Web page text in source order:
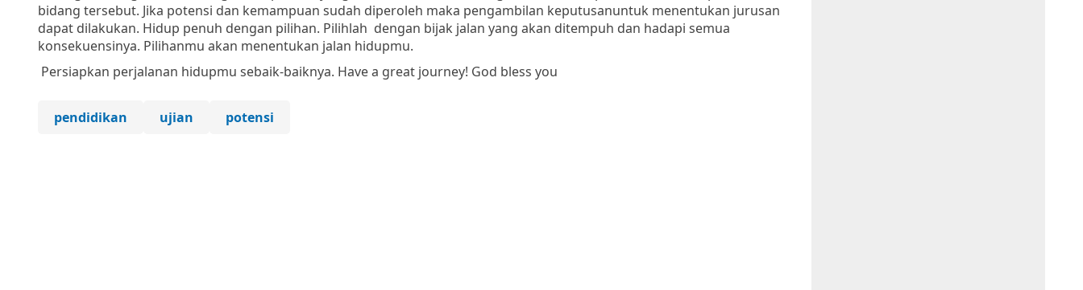
bidang tersebut. Jika potensi dan kemampuan sudah diperoleh maka pengambilan keputusanuntuk menentukan jurusan
dapat dilakukan. Hidup penuh dengan pilihan. Pilihlah dengan bijak jalan yang akan ditempuh dan hadapi semua
konsekuensinya. Pilihanmu akan menentukan jalan hidupmu.
Persiapkan perjalanan hidupmu sebaik-baiknya. Have a great journey! God bless you
pendidikan ujian potensi